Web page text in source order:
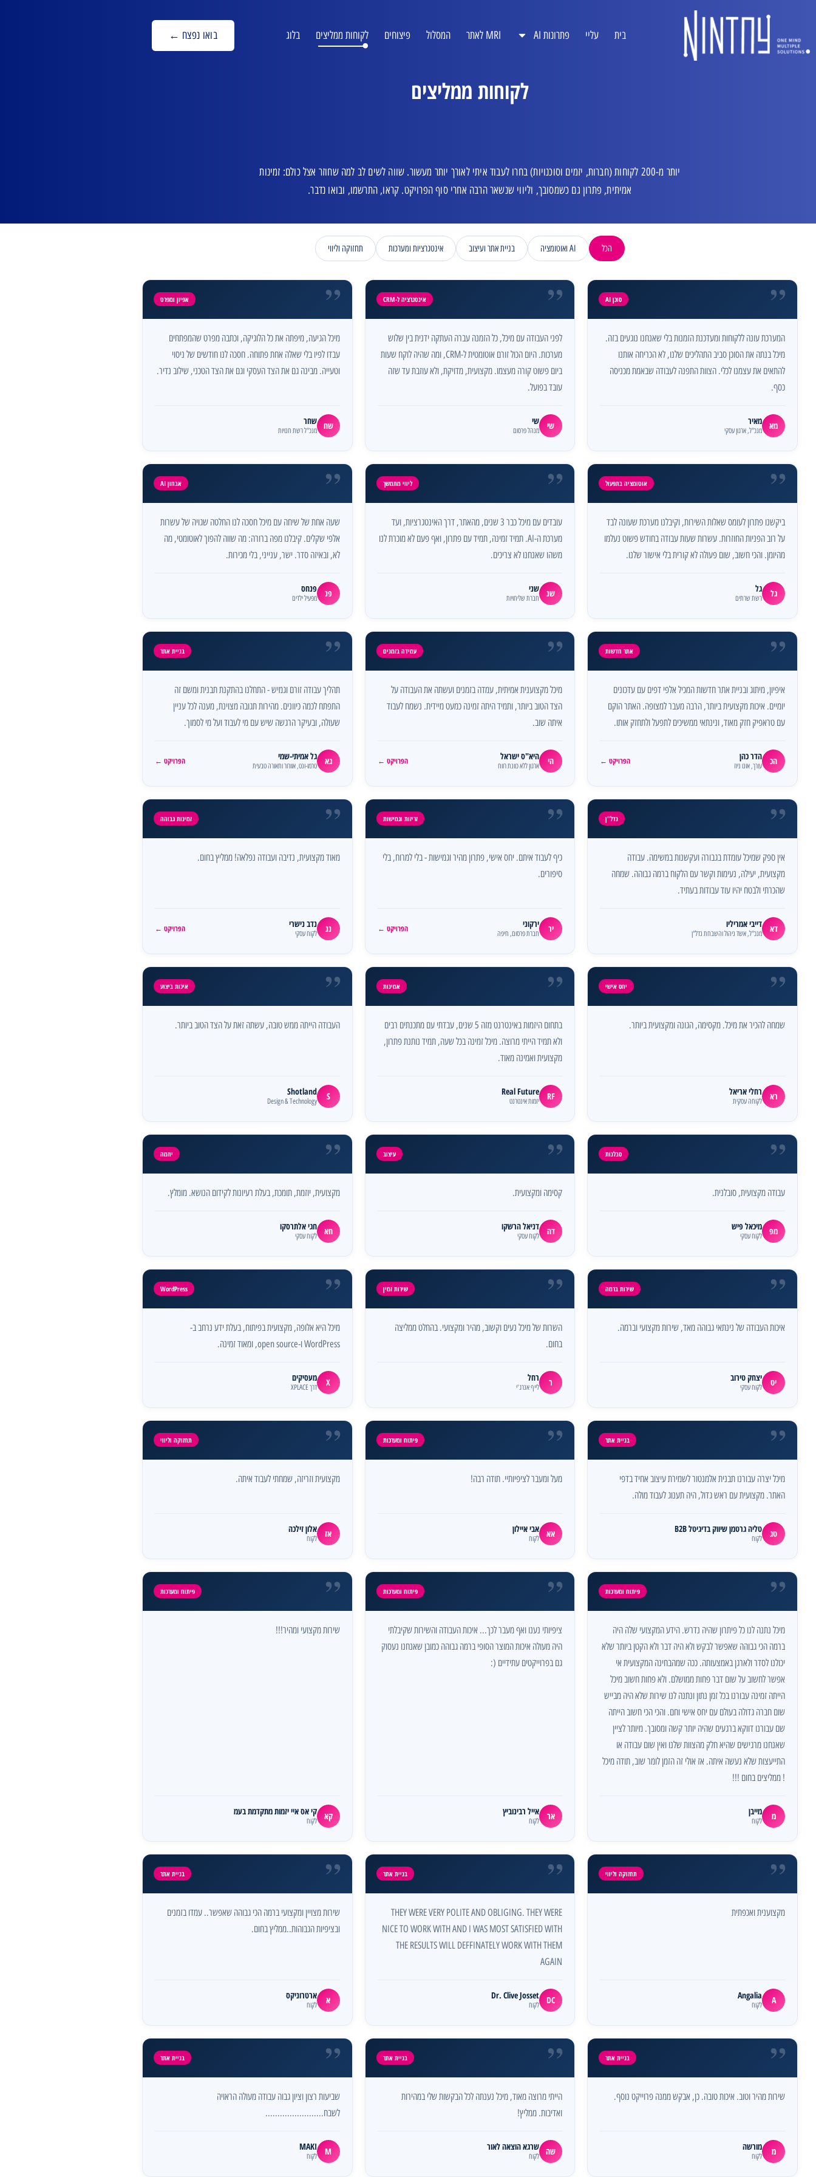
בית עליי פתרונות AI MRI לאתר המסלול פיצוחים לקוחות ממליצים בלוג בואו נפצח ←
לקוחות ממליצים
יותר מ-200 לקוחות (חברות, יזמים וסוכנויות) בחרו לעבוד איתי לאורך יותר מעשור. שווה לשים לב למה שחוזר אצל כולם: זמינות
אמיתית, פתרון גם כשמסובך, וליווי שנשאר הרבה אחרי סוף הפרויקט. קראו, התרשמו, ובואו נדבר.
הכל AI ואוטומציה בניית אתר ועיצוב אינטגרציות ומערכות תחזוקה וליווי
” סוכן AI
המערכת עונה ללקוחות ומעדכנת הזמנות בלי שאנחנו נוגעים בזה.
מיכל בנתה את הסוכן סביב התהליכים שלנו, לא הכריחה אותנו
להתאים את עצמנו לכלי. הצוות התפנה לעבודה שבאמת מכניסה
כסף.
מא מאיר
מנכ"ל, ארגון עסקי
” אינטגרציה ל-CRM
לפני העבודה עם מיכל, כל הזמנה עברה העתקה ידנית בין שלוש
מערכות. היום הכול זורם אוטומטית ל-CRM, ומה שהיה לוקח שעות
ביום פשוט קורה מעצמו. מקצועית, מדויקת, ולא עוזבת עד שזה
עובד בפועל.
שי שי
מנהל פרסום
” אפיון ומפרט
מיכל הגיעה, מיפתה את כל הלוגיקה, וכתבה מפרט שהמפתחים
עבדו לפיו בלי שאלה אחת פתוחה. חסכה לנו חודשים של ניסוי
וטעייה. מבינה גם את הצד העסקי וגם את הצד הטכני, שילוב נדיר.
שח שחר
מנכ"ל רשת חנויות
” אוטומציה בתפעול
ביקשנו פתרון לעומס שאלות השירות, וקיבלנו מערכת שעונה לבד
על רוב הפניות החוזרות. עשרות שעות עבודה בחודש פשוט נעלמו
מהיומן. והכי חשוב, שום פעולה לא קורית בלי אישור שלנו.
גל גל
רשת שרתים
” ליווי מתמשך
עובדים עם מיכל כבר 3 שנים, מהאתר, דרך האינטגרציות, ועד
מערכת ה-AI. תמיד זמינה, תמיד עם פתרון, ואף פעם לא מוכרת לנו
משהו שאנחנו לא צריכים.
שנ שני
חברת שליחויות
” אבחון AI
שעה אחת של שיחה עם מיכל חסכה לנו החלטה שגויה של עשרות
אלפי שקלים. קיבלנו מפה ברורה: מה שווה להפוך לאוטומטי, מה
לא, ובאיזה סדר. ישר, ענייני, בלי מכירות.
פנ פנחס
מפעיל ילדים
” אתר חדשות
איפיון, מיתוג ובניית אתר חדשות המכיל אלפי דפים עם עדכונים
יומיים. איכות מקצועית ביותר, הרבה מעבר למצופה. האתר הוקם
עם טראפיק חזק מאוד, ונינתאי ממשיכים לתפעל ולתחזק אותו.
הכ הדר כהן
עורך, אונו ניוז
הפרויקט ←
” עמידה בזמנים
מיכל מקצוענית אמיתית, עמדה בזמנים ועשתה את העבודה על
הצד הטוב ביותר, ותמיד היתה זמינה כמעט מיידית. נשמח לעבוד
איתה שוב.
הי היא"ס ישראל
ארגון ללא כוונת רווח
הפרויקט ←
” בניית אתר
תהליך עבודה זורם וגמיש - התחלנו בהתקנת תבנית ומשם זה
התפתח לכמה כיוונים. מהירות תגובה מצוינת, מענה לכל עניין
שעולה, ובעיקר הרגשה שיש עם מי לעבוד ועל מי לסמוך.
גא גל אמיתי-שמי
טרמו-ונט, אוורור ותאורה טבעית
הפרויקט ←
” נדל"ן
אין ספק שמיכל עומדת בגבורה ועקשנות במשימה. עבודה
מקצועית, יעילה, נעימות וקשר עם הלקוח ברמה גבוהה. שמחה
שהכרתי ולבטח יהיו עוד עבודות בעתיד.
דא דייבי אמריליו
מנכ"ל, אשד ניהול והשבחת נדל"ן
” זריזות וגמישות
כיף לעבוד איתם. יחס אישי, פתרון מהיר וגמישות - בלי למרוח, בלי
סיפורים.
יר ירקוני
חברת פרסום, חיפה
הפרויקט ←
” זמינות גבוהה
מאוד מקצועית, נדיבה ועבודה נפלאה! ממליץ בחום.
ננ נדב נישרי
לקוח עסקי
הפרויקט ←
” יחס אישי
שמחה להכיר את מיכל. מקסימה, הגונה ומקצועית ביותר.
רא רחלי אריאל
לקוחה עסקית
” אמינות
בתחום היזמות באינטרנט מזה 5 שנים, עבדתי עם מתכנתים רבים
ולא תמיד הייתי מרוצה. מיכל זמינה בכל שעה, תמיד נותנת פתרון,
מקצועית ואמינה מאוד.
RF
Real Future
יזמות אינטרנט
” איכות ביצוע
העבודה הייתה ממש טובה, עשתה זאת על הצד הטוב ביותר.
S
Shotland
Design & Technology
” סבלנות
עבודה מקצועית, סובלנית.
מפ מיכאל פיש
לקוח עסקי
” עיצוב
קסימה ומקצועית.
דה דניאל הרשקו
לקוח עסקי
” יוזמה
מקצועית, יוזמת, תומכת, בעלת רעיונות לקידום הנושא. מומלץ.
חא חגי אלתרסקו
לקוח עסקי
” שירות ברמה
איכות העבודה של נינתאי גבוהה מאד, שירות מקצועי וברמה.
יט יצחק טירוב
לקוח עסקי
” שירות זמין
השרות של מיכל נעים וקשוב, מהיר ומקצועי. בהחלט ממליצה
בחום.
ר רחל
לייף אנרג'י
”
WordPress
מיכל היא אלופה, מקצועית בפיתוח, בעלת ידע נרחב ב-
WordPress ו-open source, ומאוד זמינה.
X מעסיקים
דרך XPLACE
” בניית אתר
מיכל יצרה עבורנו תבנית אלמנטור לשמירת עיצוב אחיד בדפי
האתר. מקצועית עם ראש גדול, היה תענוג לעבוד מולה.
טג טליה גרטמן שיווק בדיגיטל B2B
לקוח
” פיתוח ומערכות
מעל ומעבר לציפיותיי. תודה רבה!
אא אבי איילון
לקוח
” תחזוקה וליווי
מקצועית וזריזה, שמחתי לעבוד איתה.
אז אלון זילכה
לקוח
” פיתוח ומערכות
מיכל נתנה לנו כל פיתרון שהיה נדרש. הידע המקצועי שלה היה
ברמה הכי גבוהה שאפשר לבקש ולא היה דבר ולא הקטן ביותר שלא
יכולנו לסדר ולארגן באמצעותה. ככה שמהבחינה המקצועית אי
אפשר לחשוב על שום דבר פחות ממושלם. ולא פחות חשוב מיכל
הייתה זמינה עבורנו בכל זמן נתון ונתנה לנו שירות שלא היה מבייש
שום חברה גדולה בעולם עם יחס אישי וחם. והכי הכי חשוב הייתה
שם עבורנו דווקא ברגעים שהיה יותר קשה ומסובך. מיותר לציין
שאנחנו מרגישים שהיא חלק מהצוות שלנו ואין שום עבודה או
התייעצות שלא נעשה איתה. אז אולי זה הזמן לומר שוב, תודה מיכל
! ממליצים בחום !!!
מ מייבן
לקוח
” פיתוח ומערכות
ציפיותי נענו ואף מעבר לכך... איכות העבודה והשירות שקיבלתי
היה מעולה איכות המוצר הסופי ברמה גבוהה כמובן שאנחנו נעסוק
גם בפרוייקטים עתידיים (:
אר אייל רבינוביץ
לקוח
” פיתוח ומערכות
שירות מקצועי ומהיר!!!
קא קי אס איי יזמות מתקדמת בעמ
לקוח
” תחזוקה וליווי
מקצוענית ואכפתית
A
Angalia
לקוח
” בניית אתר
THEY WERE VERY POLITE AND OBLIGING. THEY WERE
NICE TO WORK WITH AND I WAS MOST SATISFIED WITH
THE RESULTS WILL DEFFINATELY WORK WITH THEM
AGAIN
DC
Dr. Clive Josset
לקוח
” בניית אתר
שירות מצויין ומקצועי ברמה הכי גבוהה שאפשר.. עמדו בזמנים
ובציפיות הגבוהות..ממליץ בחום.
א ארטרוניקס
לקוח
” בניית אתר
שירות מהיר וטוב. איכות טובה. כן, אבקש ממנה פרוייקט נוסף.
מ מורשה
לקוח
” בניית אתר
הייתי מרוצה מאוד, מיכל נענתה לכל הבקשות שלי במהירות
ואדיבות. ממליץ!
שה שרגא הוצאה לאור
לקוח
” בניית אתר
שביעות רצון וציון גבוה עבודה מעולה הראויה
לשבח........................
M
MAKI
לקוח